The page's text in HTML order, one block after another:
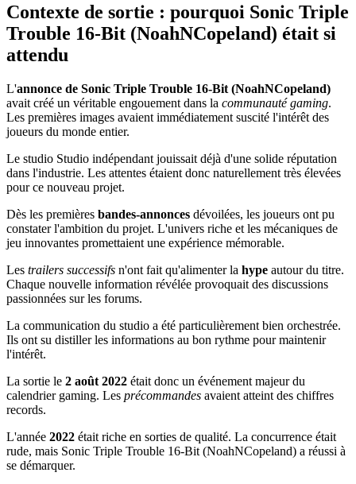
Contexte de sortie : pourquoi Sonic Triple
Trouble 16-Bit (NoahNCopeland) était si
attendu
L'annonce de Sonic Triple Trouble 16-Bit (NoahNCopeland)
avait créé un véritable engouement dans la communauté gaming.
Les premières images avaient immédiatement suscité l'intérêt des
joueurs du monde entier.
Le studio Studio indépendant jouissait déjà d'une solide réputation
dans l'industrie. Les attentes étaient donc naturellement très élevées
pour ce nouveau projet.
Dès les premières bandes-annonces dévoilées, les joueurs ont pu
constater l'ambition du projet. L'univers riche et les mécaniques de
jeu innovantes promettaient une expérience mémorable.
Les trailers successifs n'ont fait qu'alimenter la hype autour du titre.
Chaque nouvelle information révélée provoquait des discussions
passionnées sur les forums.
La communication du studio a été particulièrement bien orchestrée.
Ils ont su distiller les informations au bon rythme pour maintenir
l'intérêt.
La sortie le 2 août 2022 était donc un événement majeur du
calendrier gaming. Les précommandes avaient atteint des chiffres
records.
L'année 2022 était riche en sorties de qualité. La concurrence était
rude, mais Sonic Triple Trouble 16-Bit (NoahNCopeland) a réussi à
se démarquer.